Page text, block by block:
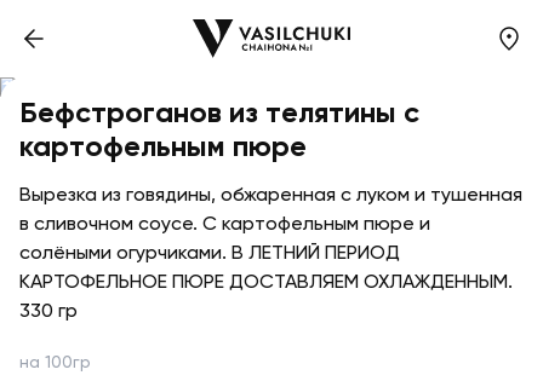
Бефстроганов из телятины с
картофельным пюре
Вырезка из говядины, обжаренная с луком и тушенная
в сливочном соусе. С картофельным пюре и
солёными огурчиками. В ЛЕТНИЙ ПЕРИОД
КАРТОФЕЛЬНОЕ ПЮРЕ ДОСТАВЛЯЕМ ОХЛАЖДЕННЫМ.
330 гр
на 100гр